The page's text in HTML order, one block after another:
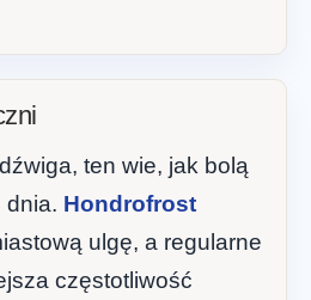
ten wie, jak bolą
dnia. Hondrofrost
ulgę, a regularne
częstotliwość